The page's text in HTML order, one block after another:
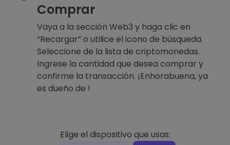
Comprar
Vaya a la sección Web3 y haga clic en
“Recargar” o utilice el icono de búsqueda.
Seleccione de la lista de criptomonedas.
Ingrese la cantidad que desea comprar y
confirme la transacción. ¡Enhorabuena, ya
es dueño de !
Elige el dispositivo que usas: